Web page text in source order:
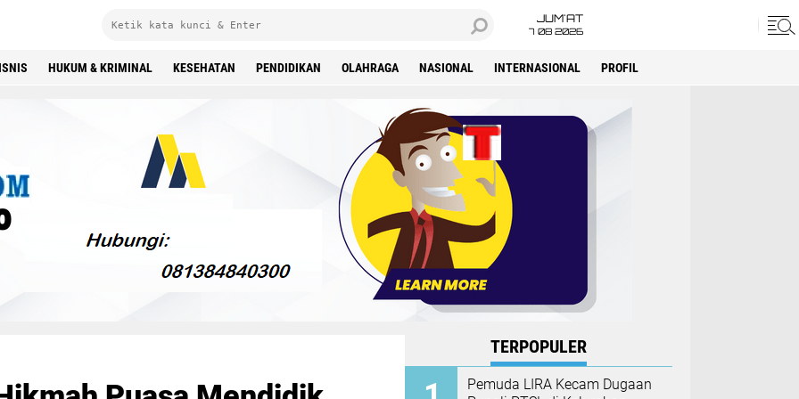
JUM'AT
7 08 2026
HUKUM & KRIMINAL KESEHATAN PENDIDIKAN OLAHRAGA NASIONAL INTERNASIONAL PROFIL
TERPOPULER
Pemuda LIRA Kecam Dugaan